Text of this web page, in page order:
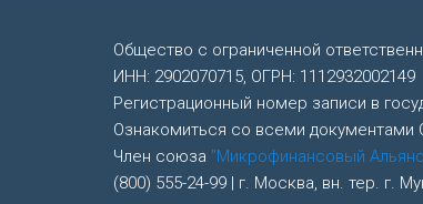
Общество с ограниченной
ИНН: 2902070715, ОГРН: 1112932002149
Регистрационный номер записи в
Ознакомиться со всеми
Член союза "Микрофинансовый
(800) 555-24-99 | г. Москва, вн. тер. г.